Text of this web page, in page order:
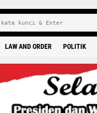
LAW AND ORDER POLITIK